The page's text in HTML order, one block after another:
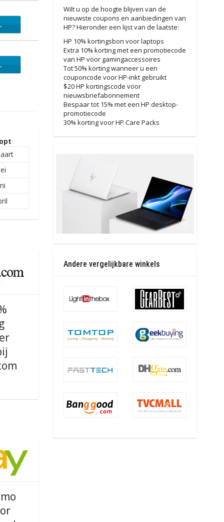
Wilt u op de hoogte blijven van de
nieuwste coupons en aanbiedingen van
HP? Hieronder een lijst van de laatste:
HP 10% kortingsbon voor laptops
Extra 10% korting met een promotiecode
van HP voor gamingaccessoires
Tot 50% korting wanneer u een
couponcode voor HP-inkt gebruikt
$20 HP kortingscode voor
nieuwsbriefabonnement
Bespaar tot 15% met een HP desktop-
promotiecode
30% korting voor HP Care Packs
Andere vergelijkbare winkels